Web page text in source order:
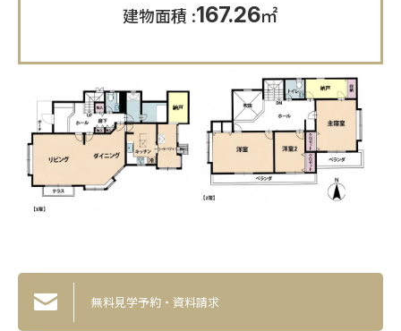
建物面積 167.26㎡
無料見学予約・資料請求